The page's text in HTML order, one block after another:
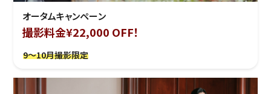
オータムキャンペーン
撮影料金¥22,000 OFF！
9～10月撮影限定